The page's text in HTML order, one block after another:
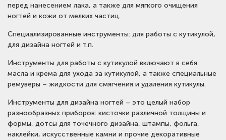
перед нанесением лака, а также для мягкого очищения
ногтей и кожи от мелких частиц.
Специализированные инструменты: для работы с кутикулой,
для дизайна ногтей и т.п.
Инструменты для работы с кутикулой включают в себя
масла и крема для ухода за кутикулой, а также специальные
ремуверы – жидкости для смягчения и удаления кутикулы.
Инструменты для дизайна ногтей – это целый набор
разнообразных приборов: кисточки различной толщины и
формы, дотсы для точечного дизайна, штампы, фольга,
наклейки, искусственные камни и прочие декоративные